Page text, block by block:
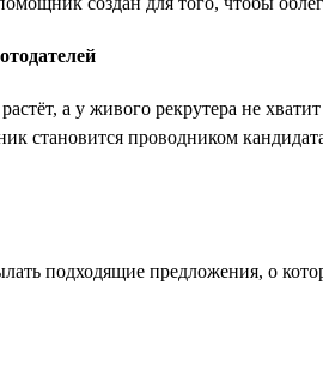
а у живого рекрутера не
становится проводником
подходящие предложения, о